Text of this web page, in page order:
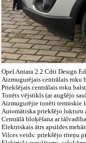
Opel Antara 2.2 Cdti Design
Aizmugurējais centrālais roku
Priekšējais centrālais roku
Tonēts vējstikls (ar augšējo
Aizmugurējie tonēti termiskie
Automātiska priekšējo lukturu
Centrālā bloķēšana ar
Elektriskais ātrs apsildes
Vilces veids: priekšējo riteņu